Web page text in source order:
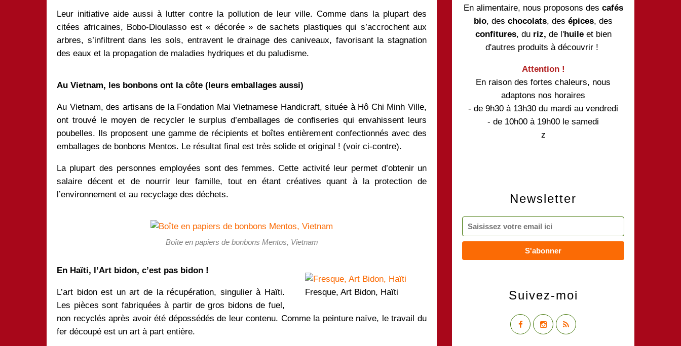
Leur initiative aide aussi à lutter contre la pollution de leur ville. Comme dans la plupart des
citées africaines, Bobo-Dioulasso est « décorée » de sachets plastiques qui s’accrochent aux
arbres, s’infiltrent dans les sols, entravent le drainage des caniveaux, favorisant la stagnation
des eaux et la propagation de maladies hydriques et du paludisme.
Au Vietnam, les bonbons ont la côte (leurs emballages aussi)
Au Vietnam, des artisans de la Fondation Mai Vietnamese Handicraft, située à Hô Chi Minh Ville,
ont trouvé le moyen de recycler le surplus d’emballages de confiseries qui envahissent leurs
poubelles. Ils proposent une gamme de récipients et boîtes entièrement confectionnés avec des
emballages de bonbons Mentos. Le résultat final est très solide et original ! (voir ci-contre).
La plupart des personnes employées sont des femmes. Cette activité leur permet d’obtenir un
salaire décent et de nourrir leur famille, tout en étant créatives quant à la protection de
l’environnement et au recyclage des déchets.
Boîte en papiers de bonbons Mentos, Vietnam
Fresque, Art Bidon, Haïti
En Haïti, l’Art bidon, c’est pas bidon !
L’art bidon est un art de la récupération, singulier à Haïti.
Les pièces sont fabriquées à partir de gros bidons de fuel,
non recyclés après avoir été dépossédés de leur contenu. Comme la peinture naïve, le travail du
fer découpé est un art à part entière.
Newsletter
Suivez-moi
En alimentaire, nous proposons des cafés
bio, des chocolats, des épices, des
confitures, duriz, de l'huileet bien
d'autres produits à découvrir !
Attention !
En raison des fortes chaleurs, nous
adaptons nos horaires
- de 9h30 à 13h30 du mardi au vendredi
- de 10h00 à 19h00 le samedi
z